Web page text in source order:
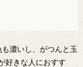
濃いし、がつんと玉
好きな人におすす